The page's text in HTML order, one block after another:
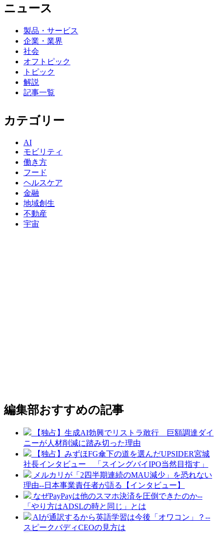
ニュース
製品・サービス
企業・業界
社会
オフトピック
トピック
解説
記事一覧
カテゴリー
AI
モビリティ
働き方
フード
ヘルスケア
金融
地域創生
不動産
宇宙
編集部おすすめの記事
【独占】生成AI勃興でリストラ敢行 巨額調達ダイ
ニーが人材削減に踏み切った理由
【独占】みずほFG傘下の道を選んだUPSIDER宮城
社長インタビュー 「スイングバイIPO当然目指す」
メルカリが「2四半期連続のMAU減少」を恐れない
理由--日本事業責任者が語る【インタビュー】
なぜPayPayは他のスマホ決済を圧倒できたのか--
「やり方はADSLの時と同じ」とは
AIが通訳するから英語学習は今後「オワコン」？--
スピークバディCEOの見方は